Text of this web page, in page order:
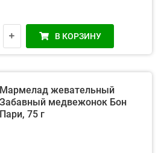
В КОРЗИНУ
Мармелад жевательный
Забавный медвежонок Бон
Пари, 75 г